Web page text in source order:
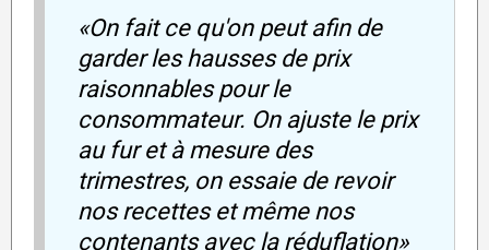
«On fait ce qu'on peut afin de
garder les hausses de prix
raisonnables pour le
consommateur. On ajuste le prix
au fur et à mesure des
trimestres, on essaie de revoir
nos recettes et même nos
contenants avec la réduflation»